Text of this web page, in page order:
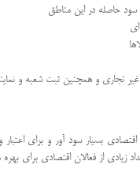
سود حاصله در این مناطق
تجاری و همچنین ثبت شعبه و
بسیار سود آور و برای
زیادی از فعالان اقتصادی برای